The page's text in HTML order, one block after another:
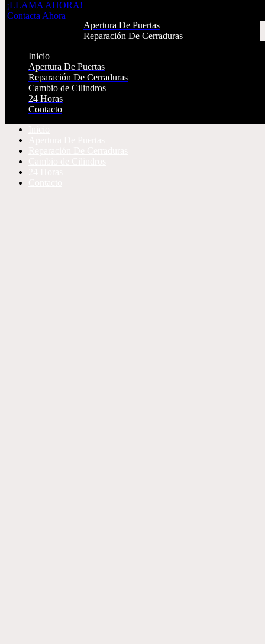
Apertura De Puertas
Reparación De Cerraduras
Contacto
¡LLAMA AHORA!
Contacta Ahora
¡LLAMA AHORA!
Contacta Ahora
Inicio
Apertura De Puertas
Reparación De Cerraduras
Cambio de Cilindros
24 Horas
Contacto